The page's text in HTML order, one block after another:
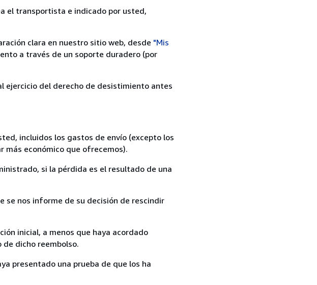
el transportista e indicado por usted,
clara en nuestro sitio web, desde "Mis
a través de un soporte duradero (por
ejercicio del derecho de desistimiento antes
incluidos los gastos de envío (excepto los
más económico que ofrecemos).
si la pérdida es el resultado de una
se nos informe de su decisión de rescindir
inicial, a menos que haya acordado
dicho reembolso.
presentado una prueba de que los ha